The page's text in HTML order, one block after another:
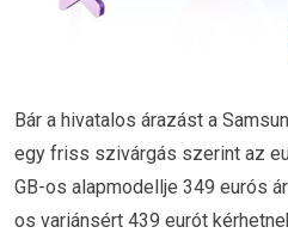
Bár a hivatalos árazást a
egy friss szivárgás szerint az
GB-os alapmodellje 349 eurós
os variánsért 439 eurót